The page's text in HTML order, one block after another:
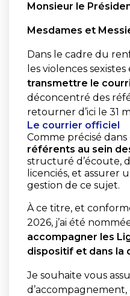
Monsieur le
Mesdames et
Dans le cadre du
les violences
transmettre le
déconcentré des
retourner d’ici le 31
Le courrier officiel
Comme précisé
référents au sein
structuré d’écoute,
licenciés, et assurer
gestion de ce sujet.
À ce titre, et
2026, j’ai été
accompagner les
dispositif et dans la
Je souhaite vous